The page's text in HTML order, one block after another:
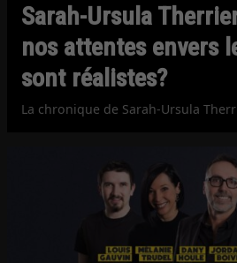
Sarah-Ursula
nos attentes envers
sont réalistes?
La chronique de Sarah-Ursula